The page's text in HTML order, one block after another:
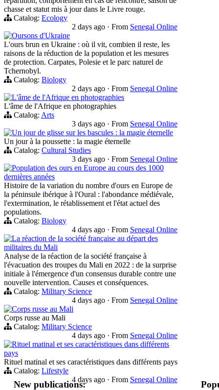
chasse et statut mis à jour dans le Livre rouge.
Catalog: Ecology
2 days ago · From Senegal Online
Oursons d'Ukraine
L'ours brun en Ukraine : où il vit, combien il reste, les
raisons de la réduction de la population et les mesures
de protection. Carpates, Polesie et le parc naturel de
Tchernobyl.
Catalog: Biology
2 days ago · From Senegal Online
L'âme de l'Afrique en photographies
L'âme de l'Afrique en photographies
Catalog: Arts
3 days ago · From Senegal Online
Un jour de glisse sur les bascules : la magie éternelle
Un jour à la poussette : la magie éternelle
Catalog: Cultural Studies
3 days ago · From Senegal Online
Population des ours en Europe au cours des 1000
dernières années
Histoire de la variation du nombre d'ours en Europe de
la péninsule ibérique à l'Oural : l'abondance médiévale,
l'extermination, le rétablissement et l'état actuel des
populations.
Catalog: Biology
4 days ago · From Senegal Online
La réaction de la société française au départ des
militaires du Mali
Analyse de la réaction de la société française à
l'évacuation des troupes du Mali en 2022 : de la surprise
initiale à l'émergence d'un consensus durable contre une
nouvelle intervention. Causes et conséquences.
Catalog: Military Science
4 days ago · From Senegal Online
Corps russe au Mali
Corps russe au Mali
Catalog: Military Science
4 days ago · From Senegal Online
Rituel matinal et ses caractéristiques dans différents
pays
Rituel matinal et ses caractéristiques dans différents pays
Catalog: Lifestyle
4 days ago · From Senegal Online
New publications: